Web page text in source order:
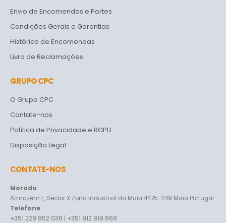
Envio de Encomendas e Portes
Condições Gerais e Garantias
Histórico de Encomendas
Livro de Reclamações
GRUPO CPC
O Grupo CPC
Contate-nos
Política de Privacidade e RGPD
Disposição Legal
CONTATE-NOS
Morada
Armazém E, Sector X Zona Industrial da Maia 4475-249 Maia Portugal
Telefone
+351 229 952 036 | +351 912 819 869